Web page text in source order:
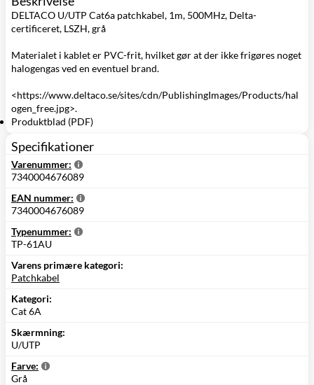
DELTACO U/UTP Cat6a patchkabel, 1m, 500MHz, Delta-
certificeret, LSZH, grå
Materialet i kablet er PVC-frit, hvilket gør at der ikke frigøres noget
halogengas ved en eventuel brand.
<https://www.deltaco.se/sites/cdn/PublishingImages/Products/hal
ogen_free.jpg>.
Produktblad (PDF)
Specifikationer
Varenummer:
7340004676089
EAN nummer:
7340004676089
Typenummer:
TP-61AU
Varens primære kategori:
Patchkabel
Kategori:
Cat 6A
Skærmning:
U/UTP
Farve:
Grå